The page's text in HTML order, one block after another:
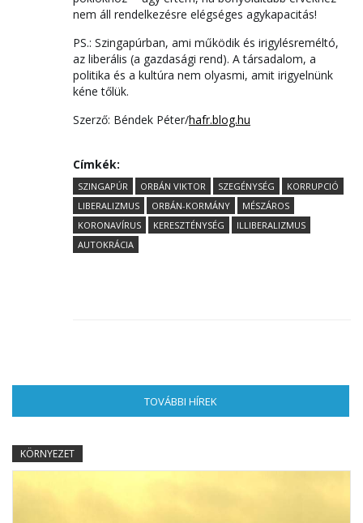
nem áll rendelkezésre elégséges agykapacitás!
PS.: Szingapúrban, ami működik és irigylésreméltó,
az liberális (a gazdasági rend). A társadalom, a
politika és a kultúra nem olyasmi, amit irigyelnünk
kéne tőlük.
Szerző: Béndek Péter/hafr.blog.hu
Címkék:
SZINGAPÚR ORBÁN VIKTOR SZEGÉNYSÉG
KORRUPCIÓ
LIBERALIZMUS
ORBÁN-KORMÁNY
MÉSZÁROS
KORONAVÍRUS
KERESZTÉNYSÉG
ILLIBERALIZMUS
AUTOKRÁCIA
TOVÁBBI HÍREK
KÖRNYEZET